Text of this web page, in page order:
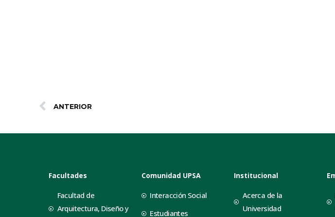
ANTERIOR
Facultades
Facultad de
Arquitectura, Diseño y
Comunidad UPSA
Interacción Social
Estudiantes
Institucional
Acerca de la
Universidad